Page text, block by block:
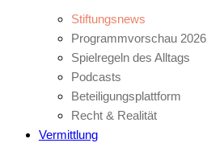
Stiftungsnews
Programmvorschau 2026
Spielregeln des Alltags
Podcasts
Beteiligungsplattform
Recht & Realität
Vermittlung